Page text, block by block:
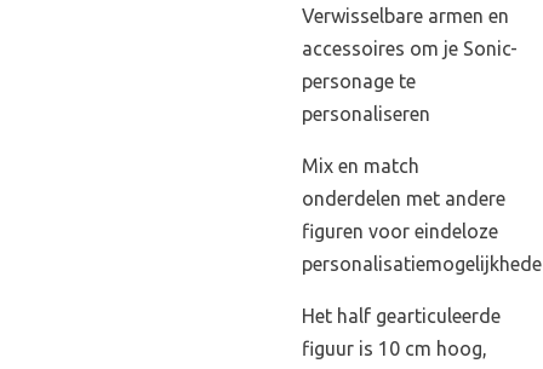
Verwisselbare armen en
accessoires om je Sonic-
personage te
personaliseren
Mix en match
onderdelen met andere
figuren voor eindeloze
Het half gearticuleerde
figuur is 10 cm hoog,